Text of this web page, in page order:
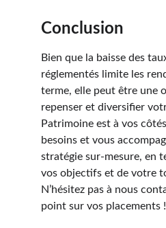
Conclusion
Bien que la baisse des
réglementés limite les
terme, elle peut être une
repenser et diversifier
Patrimoine est à vos
besoins et vous
stratégie sur-mesure, en
vos objectifs et de votre
N’hésitez pas à nous
point sur vos placements !